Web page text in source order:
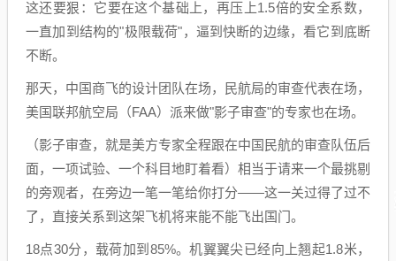
这还要狠：它要在这个基础上，再压上1.5倍的安全系数，
一直加到结构的"极限载荷"，逼到快断的边缘，看它到底断
不断。
那天，中国商飞的设计团队在场，民航局的审查代表在场，
美国联邦航空局（FAA）派来做"影子审查"的专家也在场。
（影子审查，就是美方专家全程跟在中国民航的审查队伍后
面，一项试验、一个科目地盯着看）相当于请来一个最挑剔
的旁观者，在旁边一笔一笔给你打分——这一关过得了过不
了，直接关系到这架飞机将来能不能飞出国门。
18点30分，载荷加到85%。机翼翼尖已经向上翘起1.8米，